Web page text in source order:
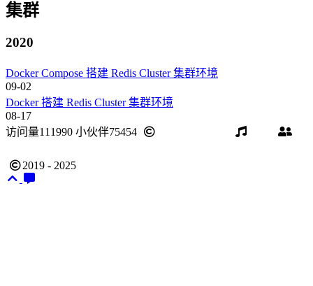
集群
2020
Docker Compose 搭建 Redis Cluster 集群环境
09-02
Docker 搭建 Redis Cluster 集群环境
08-17
访问量111990 小伙伴75454
2019 - 2025